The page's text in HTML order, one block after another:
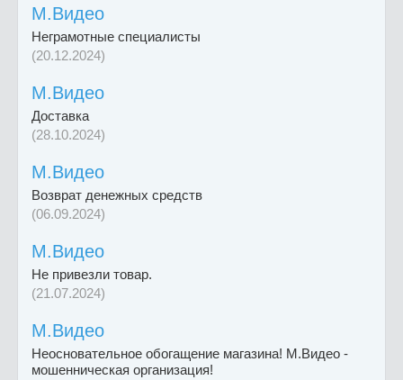
М.Видео
Неграмотные специалисты
(20.12.2024)
М.Видео
Доставка
(28.10.2024)
М.Видео
Возврат денежных средств
(06.09.2024)
М.Видео
Не привезли товар.
(21.07.2024)
М.Видео
Неосновательное обогащение магазина! М.Видео -
мошенническая организация!